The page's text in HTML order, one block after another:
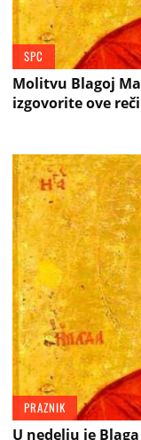
SPC
Molitvu Blagoj
izgovorite ove
PRAZNIK
U nedelju je